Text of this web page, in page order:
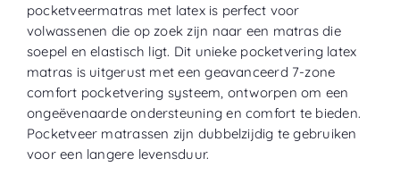
pocketveermatras met latex is perfect voor
volwassenen die op zoek zijn naar een matras die
soepel en elastisch ligt. Dit unieke pocketvering latex
matras is uitgerust met een geavanceerd 7-zone
comfort pocketvering systeem, ontworpen om een
ongeëvenaarde ondersteuning en comfort te bieden.
Pocketveer matrassen zijn dubbelzijdig te gebruiken
voor een langere levensduur.